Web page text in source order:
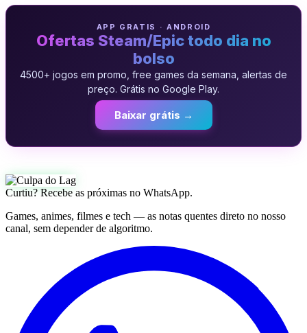
APP GRATIS · ANDROID
Ofertas Steam/Epic todo dia no
bolso
4500+ jogos em promo, free games da semana, alertas de
preço. Grátis no Google Play.
Baixar grátis →
Curtiu? Recebe as próximas no WhatsApp.
Games, animes, filmes e tech — as notas quentes direto no nosso
canal, sem depender de algoritmo.